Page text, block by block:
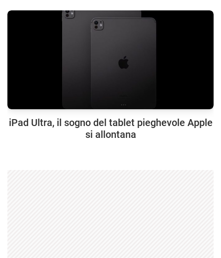
iPad Ultra, il sogno del tablet pieghevole Apple
si allontana